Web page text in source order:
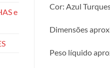
e
Cor: Azul
Dimensões
Peso líquido